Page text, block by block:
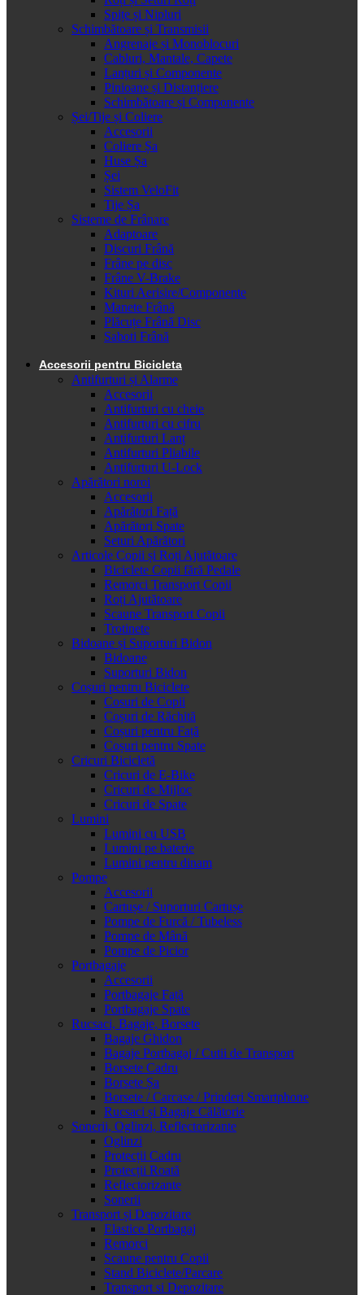
Spițe și Nipluri
Schimbătoare și Transmisii
Angrenaje și Monoblocuri
Cabluri, Mantale, Capete
Lanțuri și Componente
Pinioane și Distanțiere
Schimbătoare și Componente
Șei/Tije și Coliere
Accesorii
Coliere Șa
Huse Șa
Șei
Sistem VeloFit
Tije Șa
Sisteme de Frânare
Adaptoare
Discuri Frână
Frâne pe disc
Frâne V-Brake
Kituri Aerisire/Componente
Manete Frână
Plăcuțe Frână Disc
Saboti Frână
Accesorii pentru Bicicleta
Antifurturi și Alarme
Accesorii
Antifurturi cu cheie
Antifurturi cu cifru
Antifurturi Lanț
Antifurturi Pliabile
Antifurturi U-Lock
Apărători noroi
Accesorii
Apărători Față
Apărători Spate
Seturi Apărători
Articole Copii și Roți Ajutătoare
Biciclete Copii fără Pedale
Remorci Transport Copii
Roți Ajutătoare
Scaune Transport Copii
Trotinete
Bidoane și Suporturi Bidon
Bidoane
Suporturi Bidon
Coșuri pentru Biciclete
Cosuri de Copii
Coșuri de Răchită
Coșuri pentru Față
Coșuri pentru Spate
Cricuri Bicicletă
Cricuri de E-Bike
Cricuri de Mijloc
Cricuri de Spate
Lumini
Lumini cu USB
Lumini pe baterie
Lumini pentru dinam
Pompe
Accesorii
Cartușe / Suporturi Cartușe
Pompe de Furcă / Tubeless
Pompe de Mână
Pompe de Picior
Portbagaje
Accesorii
Portbagaje Față
Portbagaje Spate
Rucsaci, Bagaje, Borsete
Bagaje Ghidon
Bagaje Portbagaj / Cutii de Transport
Borsete Cadru
Borsete Șa
Borsete / Carcase / Prinderi Smartphone
Rucsaci și Bagaje Călătorie
Sonerii, Oglinzi, Reflectorizante
Oglinzi
Protecții Cadru
Protecții Roată
Reflectorizante
Sonerii
Transport și Depozitare
Elastice Portbagaj
Remorci
Scaune pentru Copii
Stand Biciclete/Parcare
Transport si Depozitare